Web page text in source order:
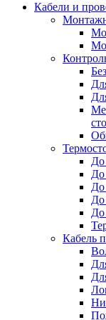
Кабели и
До
До
До
До
До
Кабель